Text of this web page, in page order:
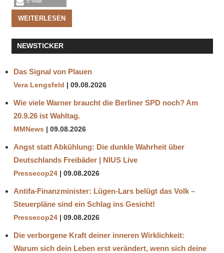
WEITERLESEN
NEWSTICKER
Das Signal von Plauen
Vera Lengsfeld 09.08.2026
Wie viele Warner braucht die Berliner SPD noch? Am
20.9.26 ist Wahltag.
MMNews 09.08.2026
Angst statt Abkühlung: Die dunkle Wahrheit über
Deutschlands Freibäder | NIUS Live
Pressecop24 09.08.2026
Antifa-Finanzminister: Lügen-Lars belügt das Volk –
Steuerpläne sind ein Schlag ins Gesicht!
Pressecop24 09.08.2026
Die verborgene Kraft deiner inneren Wirklichkeit:
Warum sich dein Leben erst verändert, wenn sich deine